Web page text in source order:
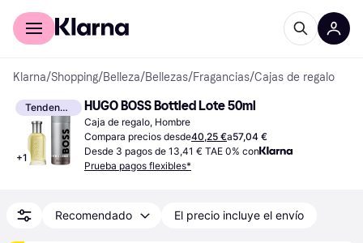
Comprar con Klarna
Klarna/Shopping/Belleza/Bellezas/Fragancias/Cajas de regalo
Tendencia
+1
HUGO BOSS Bottled Lote 50ml
Caja de regalo, Hombre
Compara precios desde40,25 €a57,04 €
Desde 3 pagos de 13,41 € TAE 0% con
Prueba pagos flexibles*
Recomendado El precio incluye el envío